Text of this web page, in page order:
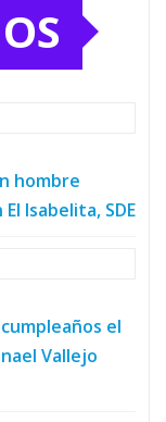
hombre
Isabelita, SDE
el
Vallejo